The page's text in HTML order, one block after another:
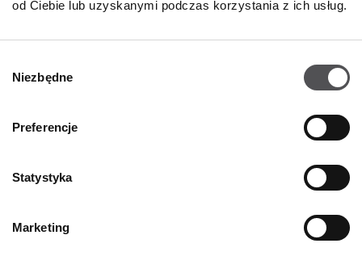
od Ciebie lub uzyskanymi podczas korzystania z ich usług.
zgody
Niezbędne
Preferencje
Statystyka
Marketing
Informacje szczegółowe
Designer Outlet Kraków
+48 12 263 32 11